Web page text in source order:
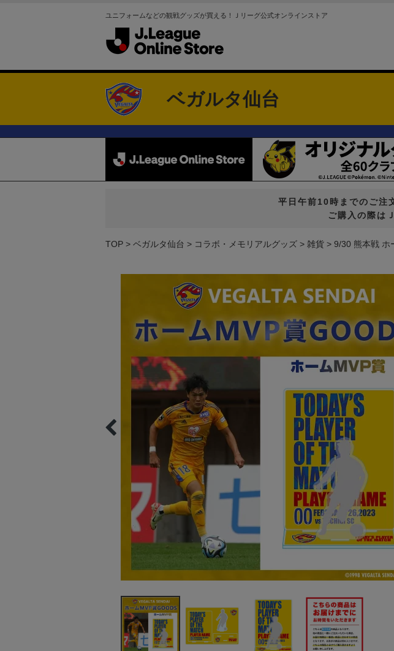
ユニフォームなどの観戦グッズが買える！Ｊリーグ公式オンラインストア
ベガルタ仙台
平日午前10時までのご注
ご購入の際は
TOP ベガルタ仙台 コラボ・メモリアルグッズ 雑貨 9/30 熊本戦 ホ